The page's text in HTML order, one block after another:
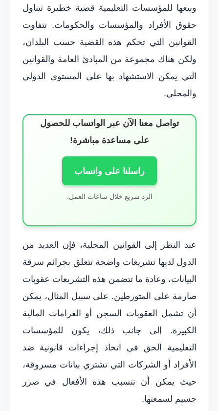
وبيعها للمؤسسات التعليمية قضية خطيرة تتناول
حقوق الأفراد والمؤسسات والحكومات. تتفاوت
القوانين التي تحكم هذه القضية حسب البلدان،
ولكن هناك مجموعة من المبادئ العامة والقوانين
التي يمكن الاستشهاد بها على المستوى الدولي
والمحلي.
تواصل معنا الآن عبر الواتساب للحصول
على مساعدة مباشرة!
راسلنا على واتساب
الرد سريع خلال ساعات العمل.
عند النظر إلى القوانين المحلية، فإن العديد من
الدول لديها تشريعات واضحة تتعلق بجرائم سرقة
البيانات، وعادة ما تتضمن هذه التشريعات عقوبات
صارمة على المتورطين. على سبيل المثال، يمكن
أن تشمل العقوبات السجن أو الغرامات المالية
الكبيرة. إلى جانب ذلك، يكون للمؤسسات
التعليمية الحق في اتخاذ إجراءات قانونية ضد
الأفراد أو الشركات التي تشتري بيانات مسروقة،
حيث يمكن أن تتسبب هذه الأفعال في ضرر
جسيم لسمعتها.